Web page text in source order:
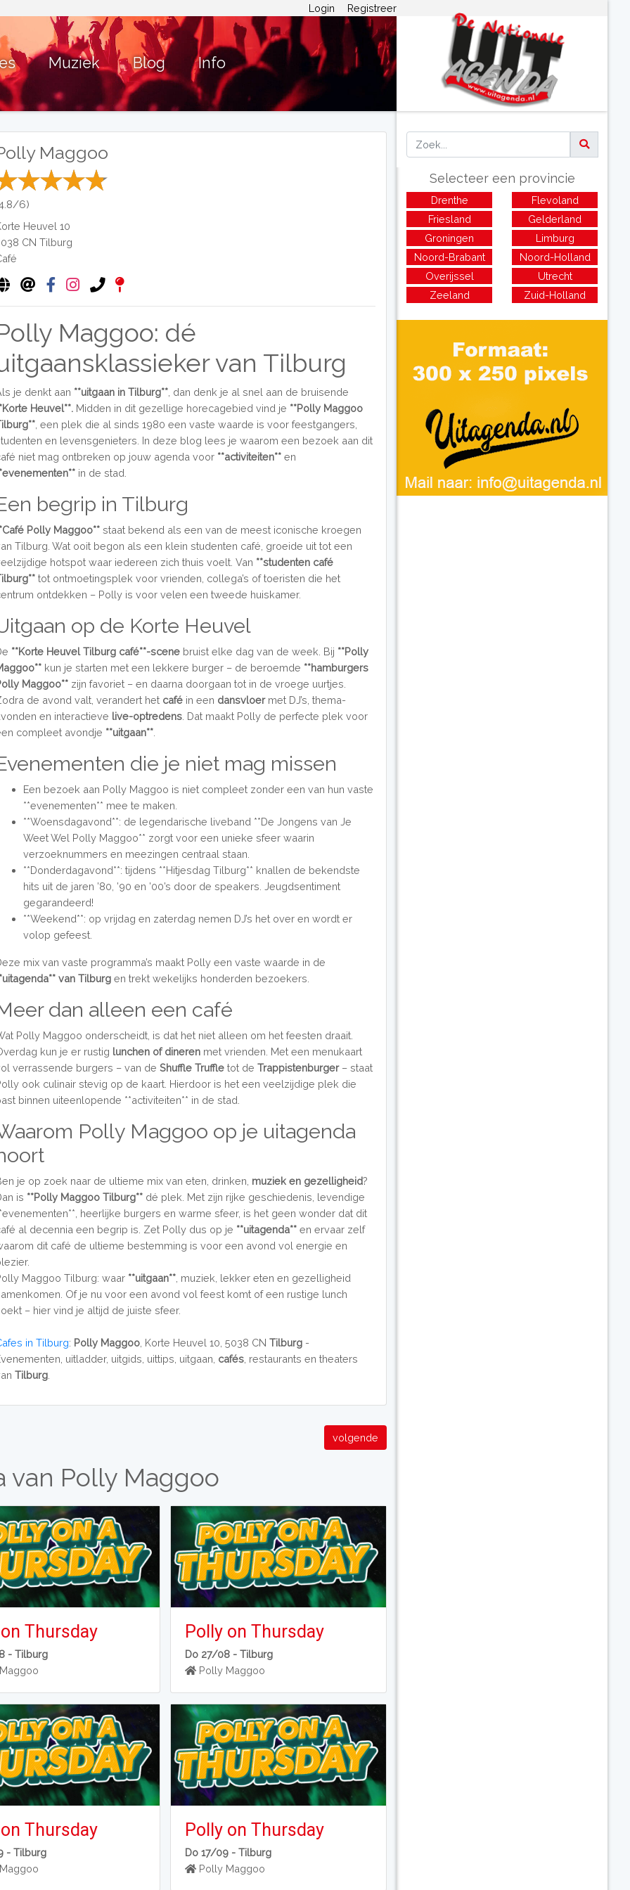
Login Registreer
Muziek Blog Info
Maggoo
6)
Heuvel 10
CNTilburg
Maggoo: dé
van Tilburg
je denkt aan **uitgaan in Tilburg** , dan denk je al snel aan de bruisende
Heuvel**. Midden in dit gezellige horecagebied vind je **Polly Maggoo
, een plek die al sinds 1980 een vaste waarde is voor feestgangers,
en levensgenieters. In deze blog lees je waarom een bezoek aan dit
niet mag ontbreken op jouw agenda voor **activiteiten** en
in de stad.
begrip in Tilburg
Polly Maggoo**staat bekend als een van de meest iconische kroegen
Tilburg. Wat ooit begon als een klein studenten café, groeide uit tot een
hotspot waar iedereen zich thuis voelt. Van **studenten café
tot ontmoetingsplek voor vrienden, collega’s of toeristen die het
ontdekken – Polly is voor velen een tweede huiskamer.
op de Korte Heuvel
**Korte Heuvel Tilburg café**-scene bruist elke dag van de week. Bij **Polly
kun je starten met een lekkere burger – de beroemde **hamburgers
Maggoo** zijn favoriet – en daarna doorgaan tot in de vroege uurtjes.
de avond valt, verandert het café in een dansvloer met DJ’s, thema-
en interactieve live-optredens . Dat maakt Polly de perfecte plek voor
compleet avondje **uitgaan**
die je niet mag missen
Een bezoek aan Polly Maggoo is niet compleet zonder een van hun vaste
**evenementen** mee te maken.
**Woensdagavond**: de legendarische liveband **De Jongens van Je
Weet Wel Polly Maggoo** zorgt voor een unieke sfeer waarin
verzoeknummers en meezingen centraal staan.
**Donderdagavond**: tijdens **Hitjesdag Tilburg** knallen de bekendste
hits uit de jaren ’80, ’90 en ’00’s door de speakers. Jeugdsentiment
gegarandeerd!
**Weekend**: op vrijdag en zaterdag nemen DJ’s het over en wordt er
volop gefeest.
mix van vaste programma’s maakt Polly een vaste waarde in de
van Tilburgen trekt wekelijks honderden bezoekers.
dan alleen een café
Polly Maggoo onderscheidt, is dat het niet alleen om het feesten draait.
kun je er rustig lunchen of dineren met vrienden. Met een menukaart
verrassende burgers – van deShuffle Truffletot deTrappistenburger– staat
ook culinair stevig op de kaart. Hierdoor is het een veelzijdige plek die
binnen uiteenlopende **activiteiten** in de stad.
Polly Maggoo op je uitagenda
je op zoek naar de ultieme mix van eten, drinken, muziek en gezelligheid?
is **Polly Maggoo Tilburg** dé plek. Met zijn rijke geschiedenis, levendige
heerlijke burgers en warme sfeer, is het geen wonder dat dit
al decennia een begrip is. Zet Polly dus op je **uitagenda**en ervaar zelf
dit café de ultieme bestemming is voor een avond vol energie en
Maggoo Tilburg: waar **uitgaan** , muziek, lekker eten en gezelligheid
Of je nu voor een avond vol feest komt of een rustige lunch
– hier vind je altijd de juiste sfeer.
in Tilburg: Polly Maggoo , Korte Heuvel 10, 5038 CNTilburg -
uitladder, uitgids, uittips, uitgaan, cafés , restaurants en theaters
Tilburg
volgende
van Polly Maggoo
Thursday
-Tilburg
Polly on Thursday
Do 27/08 -Tilburg
Polly Maggoo
Thursday
-Tilburg
Polly on Thursday
Do 17/09 -Tilburg
Polly Maggoo
Selecteer een provincie
Drenthe
Flevoland
Friesland
Gelderland
Groningen
Limburg
Noord-Brabant
Noord-Holland
Overijssel
Utrecht
Zeeland
Zuid-Holland